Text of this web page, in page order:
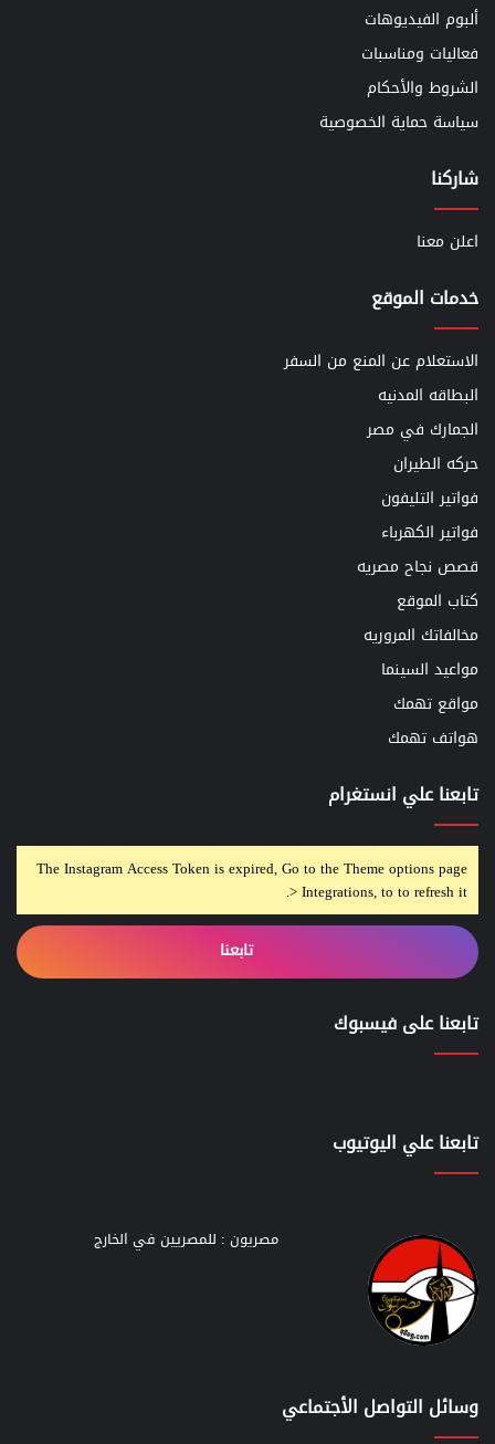
ألبوم الفيديوهات
فعاليات ومناسبات
الشروط والأحكام
سياسة حماية الخصوصية
شاركنا
اعلن معنا
خدمات الموقع
الاستعلام عن المنع من السفر
البطاقه المدنيه
الجمارك في مصر
حركه الطيران
فواتير التليفون
فواتير الكهرباء
قصص نجاح مصريه
كتاب الموقع
مخالفاتك المروريه
مواعيد السينما
مواقع تهمك
هواتف تهمك
تابعنا علي انستغرام
The Instagram Access Token is expired, Go to the Theme options page
> Integrations, to to refresh it.
تابعنا
تابعنا على فيسبوك
تابعنا علي اليوتيوب
مصريون : للمصريين في الخارج
وسائل التواصل الأجتماعي